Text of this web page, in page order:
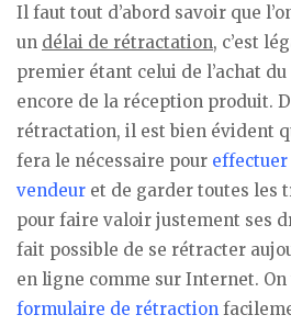
Il faut tout d’abord savoir que
un délai de rétractation, c’est
premier étant celui de l’achat
encore de la réception produit.
rétractation, il est bien évident
fera le nécessaire pour
vendeur et de garder toutes les
pour faire valoir justement ses
fait possible de se rétracter
en ligne comme sur Internet. On
formulaire de rétraction